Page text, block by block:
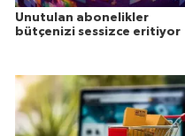
Unutulan abonelikler
bütçenizi sessizce eritiyor